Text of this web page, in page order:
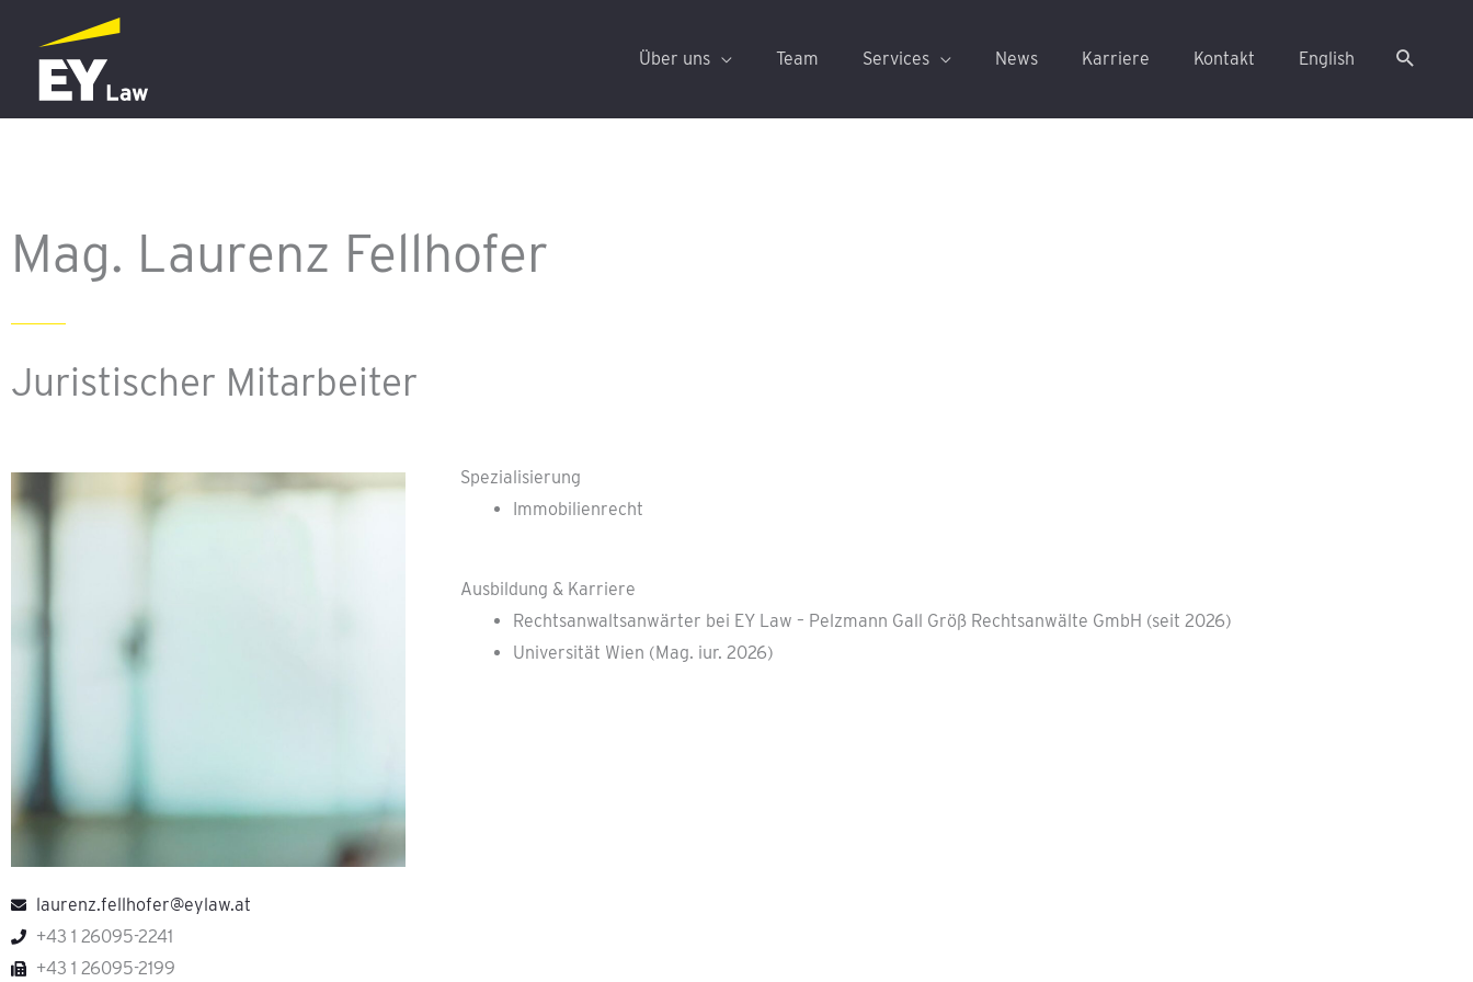
Inhalt
springen
Über uns Team Services News Karriere Kontakt English
Mag. Laurenz Fellhofer
Juristischer Mitarbeiter
laurenz.fellhofer@eylaw.at
+43 1 26095-2241
+43 1 26095-2199
Spezialisierung
Immobilienrecht
Ausbildung & Karriere
Rechtsanwaltsanwärter bei EY Law – Pelzmann Gall Größ Rechtsanwälte GmbH (seit 2026)
Universität Wien (Mag. iur. 2026)